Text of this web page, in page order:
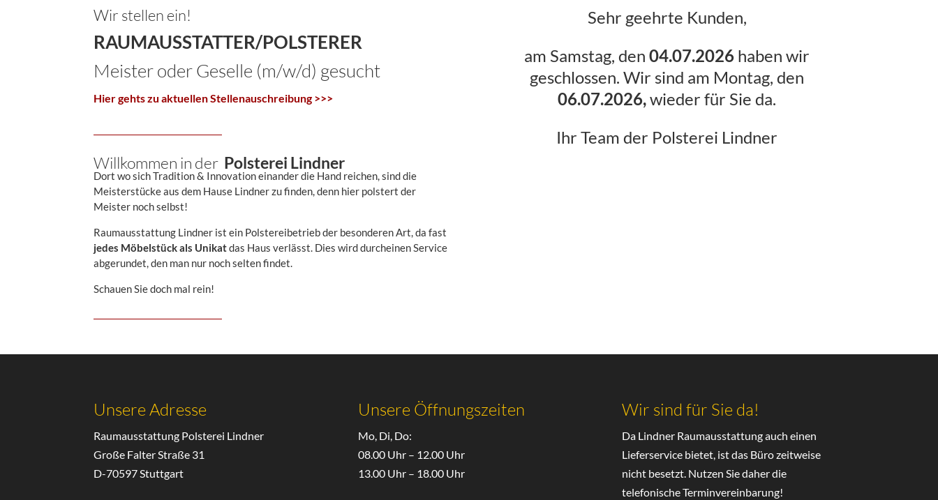
Wir stellen ein!
RAUMAUSSTATTER/POLSTERER
Meister oder Geselle (m/w/d) gesucht
Hier gehts zu aktuellen Stellenauschreibung >>>
Willkommen in der Polsterei Lindner
Dort wo sich Tradition & Innovation einander die Hand reichen, sind die
Meisterstücke aus dem Hause Lindner zu finden, denn hier polstert der
Meister noch selbst!
Raumausstattung Lindner ist ein Polstereibetrieb der besonderen Art, da fast
jedes Möbelstück als Unikatdas Haus verlässt. Dies wird durcheinen Service
abgerundet, den man nur noch selten findet.
Schauen Sie doch mal rein!
Sehr geehrte Kunden,
am Samstag, den04.07.2026 haben wir
geschlossen. Wir sind am Montag, den
06.07.2026,wieder für Sie da.
Ihr Team der Polsterei Lindner
Unsere Adresse
Raumausstattung Polsterei Lindner
Große Falter Straße 31
D-70597 Stuttgart
Unsere Öffnungszeiten
Mo, Di, Do:
08.00 Uhr – 12.00 Uhr
13.00 Uhr – 18.00 Uhr
Wir sind für Sie da!
Da Lindner Raumausstattung auch einen
Lieferservice bietet, ist das Büro zeitweise
nicht besetzt. Nutzen Sie daher die
telefonische Terminvereinbarung!